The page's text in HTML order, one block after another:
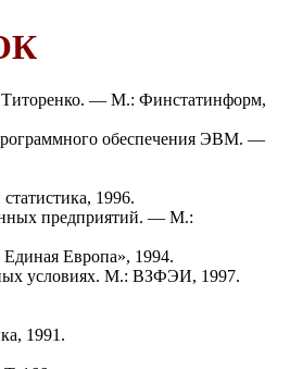
Титоренко. — М.: Финстатинформ,
обеспечения ЭВМ. —
1996.
предприятий. ― М.:
Европа», 1994.
условиях. М.: ВЗФЭИ, 1997.
1991.